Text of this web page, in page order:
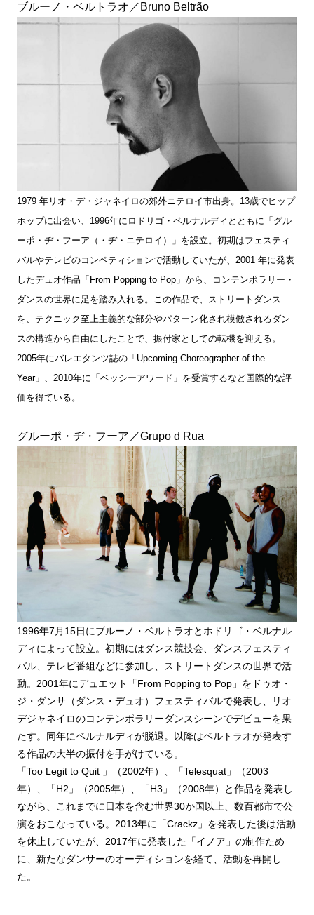
ブルーノ・ベルトラオ／Bruno Beltrão
1979 年リオ・デ・ジャネイロの郊外ニテロイ市出身。13歳でヒップ
ホップに出会い、1996年にロドリゴ・ベルナルディとともに「グル
ーポ・ヂ・フーア（・ヂ・ニテロイ）」を設立。初期はフェスティ
バルやテレビのコンペティションで活動していたが、2001 年に発表
したデュオ作品「From Popping to Pop」から、コンテンポラリー・
ダンスの世界に足を踏み入れる。この作品で、ストリートダンス
を、テクニック至上主義的な部分やパターン化され模倣されるダン
スの構造から自由にしたことで、振付家としての転機を迎える。
2005年にバレエタンツ誌の「Upcoming Choreographer of the
Year」、2010年に「ベッシーアワード」を受賞するなど国際的な評
価を得ている。
グルーポ・ヂ・フーア／Grupo d Rua
1996年7月15日にブルーノ・ベルトラオとホドリゴ・ベルナル
ディによって設立。初期にはダンス競技会、ダンスフェスティ
バル、テレビ番組などに参加し、ストリートダンスの世界で活
動。2001年にデュエット「From Popping to Pop」をドゥオ・
ジ・ダンサ（ダンス・デュオ）フェスティバルで発表し、リオ
デジャネイロのコンテンポラリーダンスシーンでデビューを果
たす。同年にベルナルディが脱退。以降はベルトラオが発表す
る作品の大半の振付を手がけている。
「Too Legit to Quit 」（2002年）、「Telesquat」（2003
年）、「H2」（2005年）、「H3」（2008年）と作品を発表し
ながら、これまでに日本を含む世界30か国以上、数百都市で公
演をおこなっている。2013年に「Crackz」を発表した後は活動
を休止していたが、2017年に発表した「イノア」の制作ため
に、新たなダンサーのオーディションを経て、活動を再開し
た。